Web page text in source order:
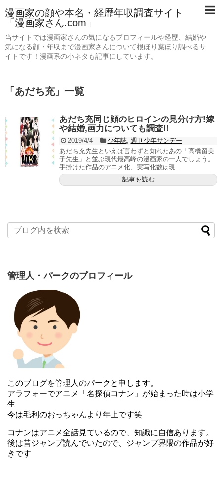
漫画家の顔や本名・経歴年収調査サイト
「漫画家さん.com」
当サイトでは漫画家さんの気になるプロフィールや経歴、結婚や
気になる顔・年収まで漫画家さんについて根ほり葉ほり調べるサ
イトです！漫画系の小ネタも記事にしています。
「 あだち充」 一覧
あだち充同じ顔のヒロインの見分け方!嫁
や結婚,画力についても調査!!
2019/4/4 少年誌, 週刊少年サンデー
あだち充先生といえば言わずと知れたあの「高橋留美
子先生」と並ぶ現代最高峰の漫画家の一人でしょう。
手掛けた作品のアニメ化、実写化数は現...
記事を読む
管理人・パークのプロフィール
このブログを管理人のパークと申します。
アラフォーでアニメ「名探偵コナン」が始まった時は小学
生
今は毛利のおっちゃんより年上です笑
コナンはアニメ全話見ているので、知識に自信あります。
後は昔ジャンプ読んでいたので、ジャンプ界隈の作品が好
きです